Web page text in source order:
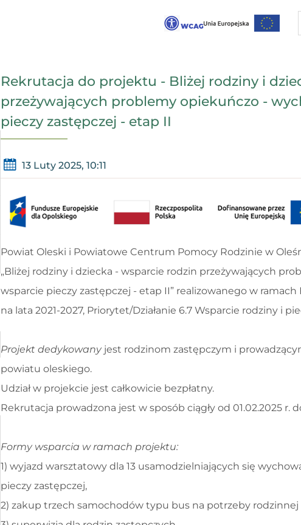
Rekrutacja do projektu - Bliżej rodziny i
przeżywających problemy opiekuńczo -
pieczy zastępczej - etap II
13 Luty 2025, 10:11
Powiat Oleski i Powiatowe Centrum Pomocy Rodzinie w
„Bliżej rodziny i dziecka - wsparcie rodzin przeżywających
wsparcie pieczy zastępczej - etap II” realizowanego w
na lata 2021-2027, Priorytet/Działanie 6.7 Wsparcie rodziny i
Projekt dedykowanyjest rodzinom zastępczym i
powiatu oleskiego.
Udział w projekcie jest całkowicie bezpłatny.
Rekrutacja prowadzona jest w sposób ciągły od 01.02.2025 r.
Formy wsparcia w ramach projektu:
1) wyjazd warsztatowy dla 13 usamodzielniających się
pieczy zastępczej,
2) zakup trzech samochodów typu bus na potrzeby rodzinnej